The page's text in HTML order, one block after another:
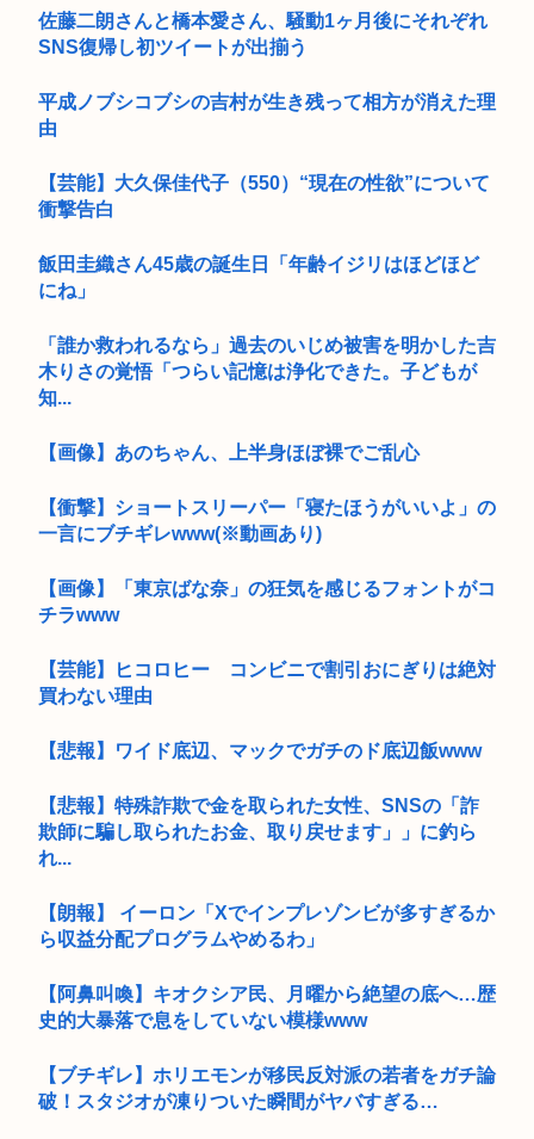
佐藤二朗さんと橋本愛さん、騒動1ヶ月後にそれぞれ
SNS復帰し初ツイートが出揃う
平成ノブシコブシの吉村が生き残って相方が消えた理
由
【芸能】大久保佳代子（550）“現在の性欲”について
衝撃告白
飯田圭織さん45歳の誕生日「年齢イジリはほどほど
にね」
「誰か救われるなら」過去のいじめ被害を明かした吉
木りさの覚悟「つらい記憶は浄化できた。子どもが
知...
【画像】あのちゃん、上半身ほぼ裸でご乱心
【衝撃】ショートスリーパー「寝たほうがいいよ」の
一言にブチギレwww(※動画あり)
【画像】「東京ばな奈」の狂気を感じるフォントがコ
チラwww
【芸能】ヒコロヒー コンビニで割引おにぎりは絶対
買わない理由
【悲報】ワイド底辺、マックでガチのド底辺飯www
【悲報】特殊詐欺で金を取られた女性、SNSの「詐
欺師に騙し取られたお金、取り戻せます」」に釣ら
れ...
【朗報】 イーロン「Xでインプレゾンビが多すぎるか
ら収益分配プログラムやめるわ」
【阿鼻叫喚】キオクシア民、月曜から絶望の底へ…歴
史的大暴落で息をしていない模様www
【ブチギレ】ホリエモンが移民反対派の若者をガチ論
破！スタジオが凍りついた瞬間がヤバすぎる…